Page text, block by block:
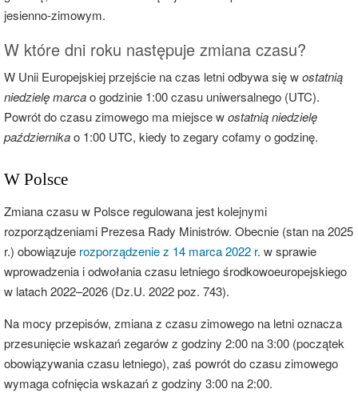
jesienno-zimowym.
W które dni roku następuje zmiana czasu?
W Unii Europejskiej przejście na czas letni odbywa się wostatnią
niedzielę marcao godzinie 1:00 czasu uniwersalnego (UTC).
Powrót do czasu zimowego ma miejsce wostatnią niedzielę
październikao 1:00 UTC, kiedy to zegary cofamy o godzinę.
W Polsce
Zmiana czasu w Polsce regulowana jest kolejnymi
rozporządzeniami Prezesa Rady Ministrów. Obecnie (stan na 2025
r.) obowiązuje rozporządzenie z 14 marca 2022 r. w sprawie
wprowadzenia i odwołania czasu letniego środkowoeuropejskiego
w latach 2022–2026 (Dz.U. 2022 poz. 743).
Na mocy przepisów, zmiana z czasu zimowego na letni oznacza
przesunięcie wskazań zegarów z godziny 2:00 na 3:00 (początek
obowiązywania czasu letniego), zaś powrót do czasu zimowego
wymaga cofnięcia wskazań z godziny 3:00 na 2:00.